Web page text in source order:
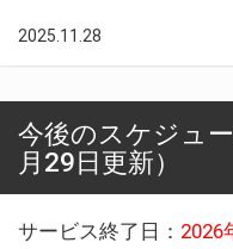
2025.11.28
今後のスケジュ
月29日更新）
サービス終了日： 2026